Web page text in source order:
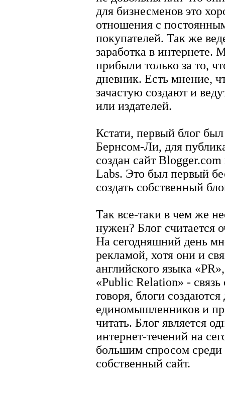
для бизнесменов это
отношения с
покупателей. Так же
заработка в
прибыли только за то,
дневник. Есть мнение,
зачастую создают и
или издателей.
Кстати, первый блог
Бернсом-Ли, для
создан сайт
Labs. Это был первый
создать собственный
Так все-таки в чем же
нужен? Блог считается
На сегодняшний день
рекламой, хотя они и
английского языка
«Public Relation» -
говоря, блоги
единомышленников и
читать. Блог является
интернет-течений на
большим спросом
собственный сайт.